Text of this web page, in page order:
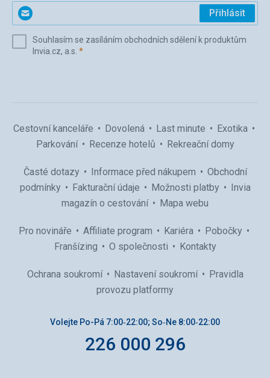
Zadejte
svůj
(povinné)
Přihlásit
Souhlasím se zasíláním obchodních sdělení k produktům
Invia.cz, a.s. *(povinné)
Cestovní kanceláře Dovolená Last minute
Exotika
Parkování
Recenze hotelů Rekreační domy
Časté dotazy Informace před nákupem
Obchodní
podmínky
Fakturační údaje Možnosti platby
Invia
magazín o cestování
Mapa webu
Pro novináře Affiliate program Kariéra
Pobočky
Franšízing
O společnosti Kontakty
Ochrana soukromí Nastavení soukromí
Pravidla
provozu platformy
Volejte Po-Pá 7:00‑22:00; So‑Ne 8:00‑22:00
226 000 296